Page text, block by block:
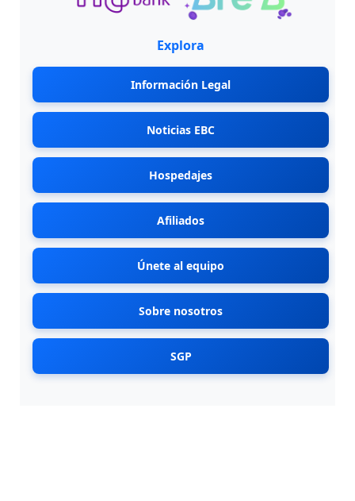
Explora
Información Legal
Noticias EBC
Hospedajes
Afiliados
Únete al equipo
Sobre nosotros
SGP